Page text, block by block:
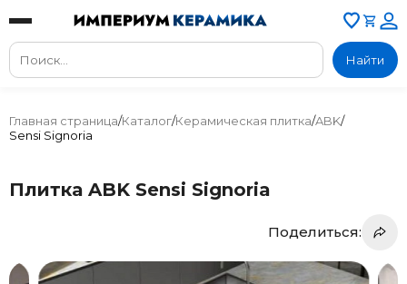
Найти
Главная страница/Каталог/Керамическая плитка/ABK/
Sensi Signoria
Плитка ABK Sensi Signoria
Поделиться: